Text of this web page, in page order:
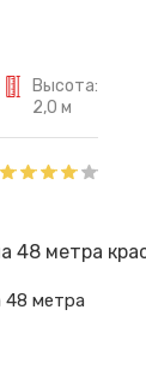
Высота:
2,0 м
48 метра